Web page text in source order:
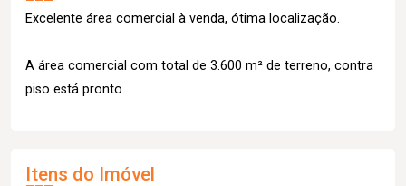
Excelente área comercial à venda, ótima localização.
A área comercial com total de 3.600 m² de terreno, contra
piso está pronto.
Itens do Imóvel